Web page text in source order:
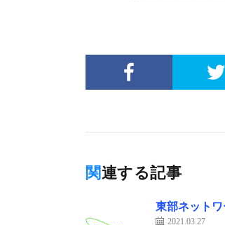
関連する記事
東部ネット
2021.03.27